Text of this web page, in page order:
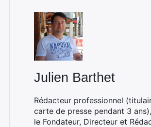
Julien Barthet
Rédacteur professionnel
carte de presse pendant 3
le Fondateur, Directeur et